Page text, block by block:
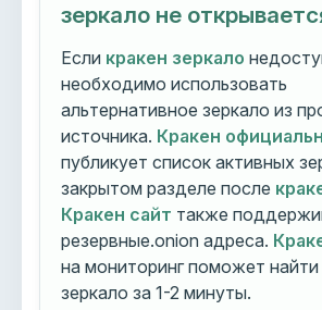
зеркало не
Если кракен зеркало
необходимо использовать
альтернативное зеркало из
источника. Кракен
публикует список активных
закрытом разделе после
Кракен сайт также
резервные.onion адреса.
на мониторинг поможет найти
зеркало за 1-2 минуты.